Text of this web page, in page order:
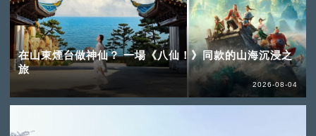
在山東煙台做神仙？ 一場《八仙！》同款的山海沉浸之
旅
2026-08-04